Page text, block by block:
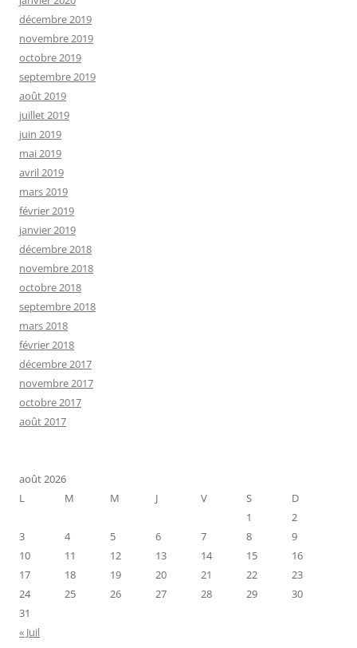
décembre 2019
novembre 2019
octobre 2019
septembre 2019
août 2019
juillet 2019
juin 2019
mai 2019
avril 2019
mars 2019
février 2019
janvier 2019
décembre 2018
novembre 2018
octobre 2018
septembre 2018
mars 2018
février 2018
décembre 2017
novembre 2017
octobre 2017
août 2017
août 2026
L
M M J V S
D
1
2
3
4 5 6 7 8
9
10
11 12 13 14 15
16
17
18 19 20 21 22
23
24
25 26 27 28 29
30
31
« Juil